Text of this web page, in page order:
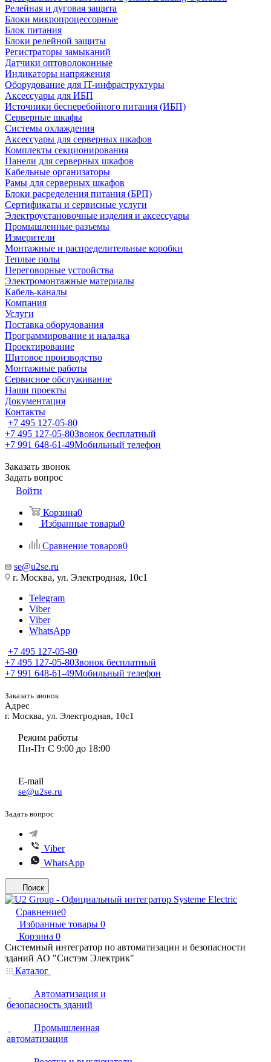
Релейная и дуговая защита
Блоки микропроцессорные
Блок питания
Блоки релейной защиты
Регистраторы замыканий
Датчики оптоволоконные
Индикаторы напряжения
Оборудование для IT-инфраструктуры
Аксессуары для ИБП
Источники бесперебойного питания (ИБП)
Серверные шкафы
Системы охлаждения
Аксессуары для серверных шкафов
Комплекты секционирования
Панели для серверных шкафов
Кабельные организаторы
Рамы для серверных шкафов
Блоки расределения питания (БРП)
Сертификаты и сервисные услуги
Электроустановочные изделия и аксессуары
Промышленные разъемы
Измерители
Монтажные и распределительные коробки
Теплые полы
Переговорные устройства
Электромонтажные материалы
Кабель-каналы
Компания
Услуги
Поставка оборудования
Программирование и наладка
Проектирование
Щитовое производство
Монтажные работы
Сервисное обслуживание
Наши проекты
Документация
Контакты
+7 495 127-05-80
+7 495 127-05-80Звонок бесплатный
+7 991 648-61-49Мобильный телефон
Заказать звонок
Задать вопрос
Войти
Корзина0
Избранные товары0
Сравнение товаров0
se@u2se.ru
г. Москва, ул. Электродная, 10с1
Telegram
Viber
Viber
WhatsApp
+7 495 127-05-80
+7 495 127-05-80Звонок бесплатный
+7 991 648-61-49Мобильный телефон
Заказать звонок
Адрес
г. Москва, ул. Электродная, 10с1
Режим работы
Пн-Пт С 9:00 до 18:00
E-mail
se@u2se.ru
Задать вопрос
Viber
WhatsApp
Поиск
Сравнение0
Избранные товары 0
Корзина 0
Системный интегратор по автоматизации и безопасности
зданий АО "Систэм Электрик"
Каталог
Автоматизация и
безопасность зданий
Промышленная
автоматизация